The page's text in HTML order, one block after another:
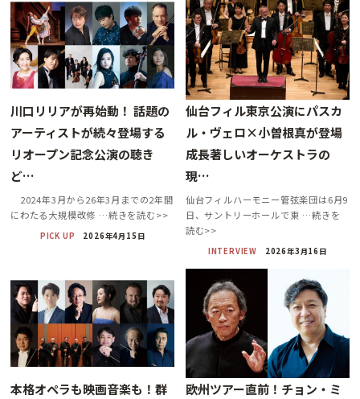
川口リリアが再始動！ 話題の
アーティストが続々登場する
リオープン記念公演の聴き
ど…
2024年3月から26年3月までの2年間
にわたる大規模改修 …続きを読む>>
PICK UP 2026年4月15日
仙台フィル東京公演にパスカ
ル・ヴェロ×小曽根真が登場
成長著しいオーケストラの
現…
仙台フィルハーモニー管弦楽団は6月9
日、サントリーホールで東 …続きを
読む>>
INTERVIEW 2026年3月16日
本格オペラも映画音楽も！群
欧州ツアー直前！チョン・ミ